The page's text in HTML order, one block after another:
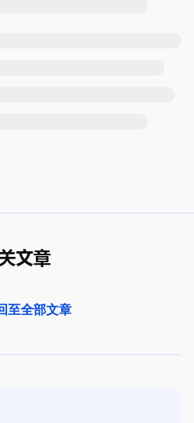
文章
至全部文章